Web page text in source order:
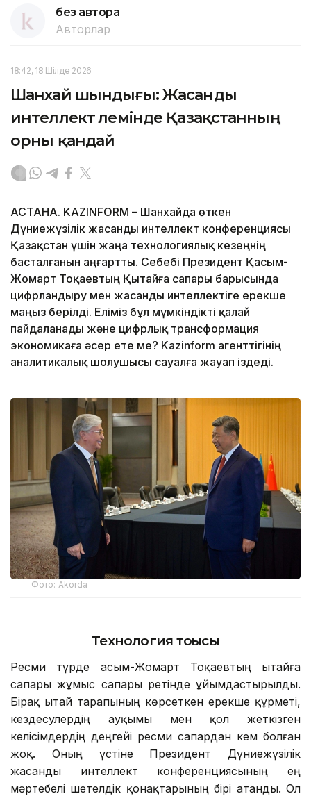
без автора
Авторлар
18:42, 18 Шілде 2026
Шанхай шындығы: Жасанды
интеллект әлемінде Қазақстанның
орны қандай
АСТАНА. KAZINFORM – Шанхайда өткен
Дүниежүзілік жасанды интеллект конференциясы
Қазақстан үшін жаңа технологиялық кезеңнің
басталғанын аңғартты. Себебі Президент Қасым-
Жомарт Тоқаевтың Қытайға сапары барысында
цифрландыру мен жасанды интеллектіге ерекше
маңыз берілді. Еліміз бұл мүмкіндікті қалай
пайдаланады және цифрлық трансформация
экономикаға әсер ете ме? Kazinform агенттігінің
аналитикалық шолушысы сауалға жауап іздеді.
Фото: Аkorda
Технология тоғысы
Ресми түрде Қасым-Жомарт Тоқаевтың Қытайға
сапары жұмыс сапары ретінде ұйымдастырылды.
Бірақ Қытай тарапының көрсеткен ерекше құрметі,
кездесулердің ауқымы мен қол жеткізген
келісімдердің деңгейі ресми сапардан кем болған
жоқ. Оның үстіне Президент Дүниежүзілік
жасанды интеллект конференциясының ең
мәртебелі шетелдік қонақтарының бірі атанды. Ол